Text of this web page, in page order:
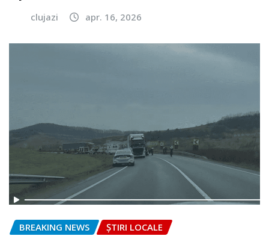
clujazi apr. 16, 2026
BREAKING NEWS ȘTIRI LOCALE